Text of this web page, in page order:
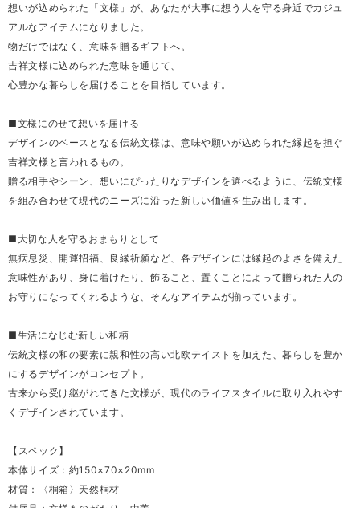
想いが込められた「文様」が、あなたが大事に想う人を守る身近でカジュ
アルなアイテムになりました。
物だけではなく、意味を贈るギフトへ。
吉祥文様に込められた意味を通じて、
心豊かな暮らしを届けることを目指しています。
■文様にのせて想いを届ける
デザインのベースとなる伝統文様は、意味や願いが込められた縁起を担ぐ
吉祥文様と言われるもの。
贈る相手やシーン、想いにぴったりなデザインを選べるように、伝統文様
を組み合わせて現代のニーズに沿った新しい価値を生み出します。
■大切な人を守るおまもりとして
無病息災、開運招福、良縁祈願など、各デザインには縁起のよさを備えた
意味性があり、身に着けたり、飾ること、置くことによって贈られた人の
お守りになってくれるような、そんなアイテムが揃っています。
■生活になじむ新しい和柄
伝統文様の和の要素に親和性の高い北欧テイストを加えた、暮らしを豊か
にするデザインがコンセプト。
古来から受け継がれてきた文様が、現代のライフスタイルに取り入れやす
くデザインされています。
【スペック】
本体サイズ：約150×70×20mm
材質：〈桐箱〉天然桐材